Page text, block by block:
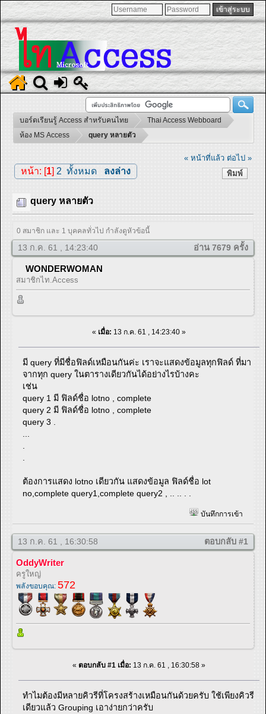
บอร์ดเรียนรู้ Access สำหรับคนไทย
Thai Access Webboard
ห้อง MS Access
query หลายตัว
« หน้าที่แล้ว ต่อไป »
พิมพ์
หน้า: [1] 2 ทั้งหมด ลงล่าง
query หลายตัว
0 สมาชิก และ 1 บุคคลทั่วไป กำลังดูหัวข้อนี้
13 ก.ค. 61 , 14:23:40 อ่าน 7679 ครั้ง
WONDERWOMAN
สมาชิกไท.Access
« เมื่อ: 13 ก.ค. 61 , 14:23:40 »
มี query ที่มีชื่อฟิลด์เหมือนกันค่ะ เราจะแสดงข้อมูลทุกฟิลด์ ที่มา
จากทุก query ในตารางเดียวกันได้อย่างไรบ้างคะ
เช่น
query 1 มี ฟิลด์ชื่อ lotno , complete
query 2 มี ฟิลด์ชื่อ lotno , complete
query 3 .
ต้องการแสดง lotno เดียวกัน แสดงข้อมูล ฟิลด์ชื่อ lot
no,complete query1,complete query2 , .. .. . .
บันทึกการเข้า
13 ก.ค. 61 , 16:30:58 ตอบกลับ #1
OddyWriter
ครูใหญ่
พลังขอบคุณ: 572
« ตอบกลับ #1 เมื่อ: 13 ก.ค. 61 , 16:30:58 »
ทำไมต้องมีหลายคิวรีที่โครงสร้างเหมือนกันด้วยครับ ใช้เพียงคิวรี
เดียวแล้ว Grouping เอาง่ายกว่าครับ